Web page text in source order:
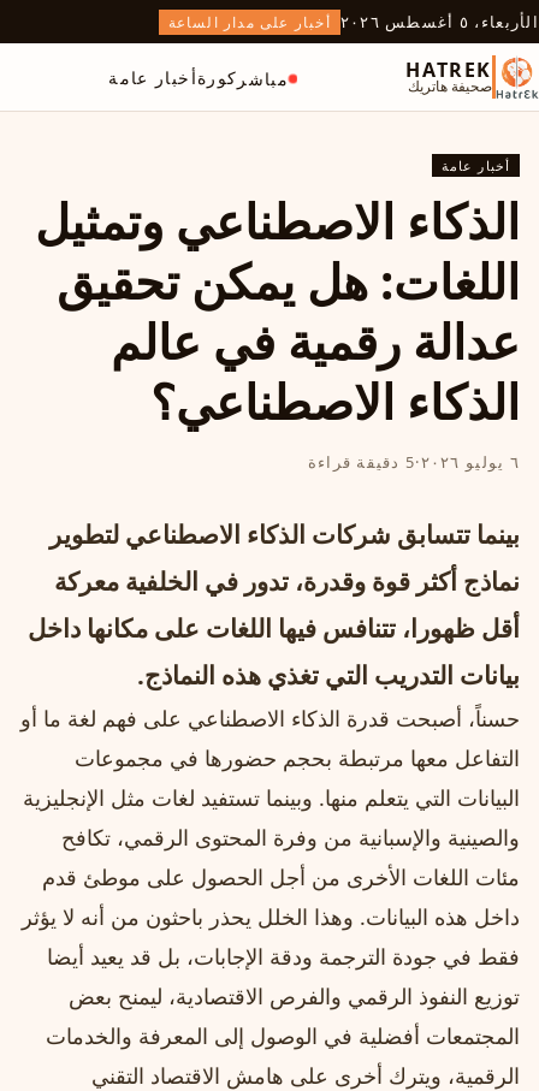
الأربعاء، ٥ أغسطس ٢٠٢٦ أخبار على مدار الساعة
HATREK
صحيفة هاتريك مباشر كورةأخبار عامة
أخبار عامة
الذكاء الاصطناعي وتمثيل
اللغات: هل يمكن تحقيق
عدالة رقمية في عالم
الذكاء الاصطناعي؟
٦ يوليو ٢٠٢٦ ·5 دقيقة قراءة
بينما تتسابق شركات الذكاء الاصطناعي لتطوير
نماذج أكثر قوة وقدرة، تدور في الخلفية معركة
أقل ظهورا، تتنافس فيها اللغات على مكانها داخل
بيانات التدريب التي تغذي هذه النماذج.
حسناً، أصبحت قدرة الذكاء الاصطناعي على فهم لغة ما أو
التفاعل معها مرتبطة بحجم حضورها في مجموعات
البيانات التي يتعلم منها. وبينما تستفيد لغات مثل الإنجليزية
والصينية والإسبانية من وفرة المحتوى الرقمي، تكافح
مئات اللغات الأخرى من أجل الحصول على موطئ قدم
داخل هذه البيانات. وهذا الخلل يحذر باحثون من أنه لا يؤثر
فقط في جودة الترجمة ودقة الإجابات، بل قد يعيد أيضا
توزيع النفوذ الرقمي والفرص الاقتصادية، ليمنح بعض
المجتمعات أفضلية في الوصول إلى المعرفة والخدمات
الرقمية، ويترك أخرى على هامش الاقتصاد التقني